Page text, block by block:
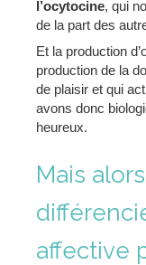
l’ocytocine, qui
de la part des
Et la production
production de la
de plaisir et qui
avons donc
heureux.
Mais
affective